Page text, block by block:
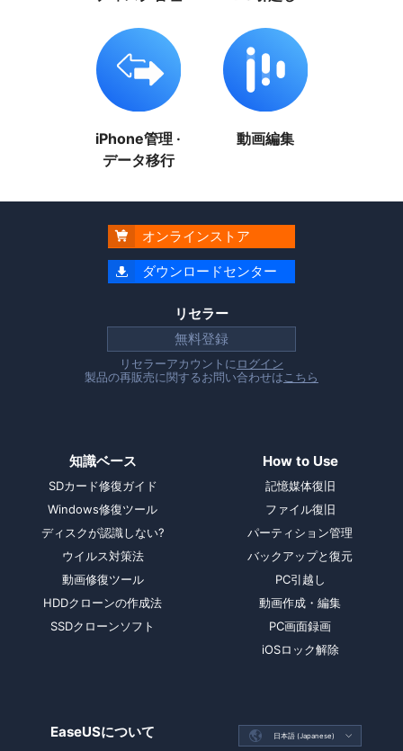
iPhone管理 ·
データ移行
動画編集
 オンラインストア
 ダウンロードセンター
リセラー
無料登録
リセラーアカウントに ログイン
製品の再販売に関するお問い合わせは こちら
知識ベース
SDカード修復ガイド
Windows修復ツール
ディスクが認識しない?
ウイルス対策法
動画修復ツール
HDDクローンの作成法
SSDクローンソフト
How to Use
記憶媒体復旧
ファイル復旧
パーティション管理
バックアップと復元
PC引越し
動画作成・編集
PC画面録画
iOSロック解除
EaseUSについて  日本語 (Japanese) 